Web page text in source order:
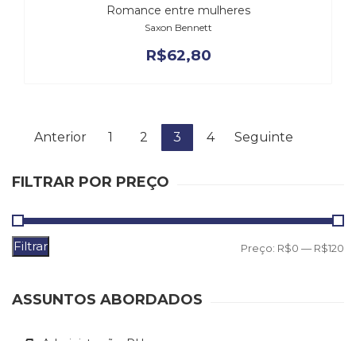
Romance entre mulheres
Saxon Bennett
R$62,80
Anterior 1 2 3 4 Seguinte
FILTRAR POR PREÇO
Filtrar Preço: R$0 — R$120
ASSUNTOS ABORDADOS